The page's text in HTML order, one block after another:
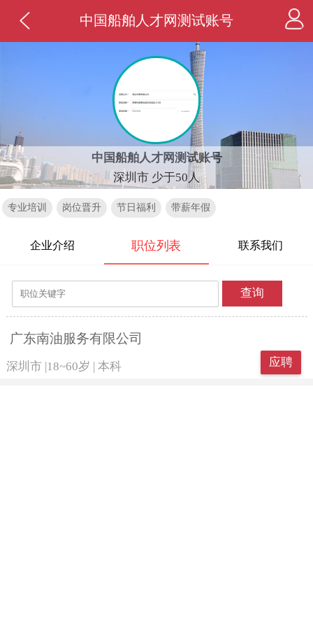
中国船舶人才网测试账号
中国船舶人才网测试账号
深圳市 少于50人
专业培训 岗位晋升 节日福利 带薪年假
企业介绍 职位列表 联系我们
查询
广东南油服务有限公司
深圳市 18~60岁 本科 应聘